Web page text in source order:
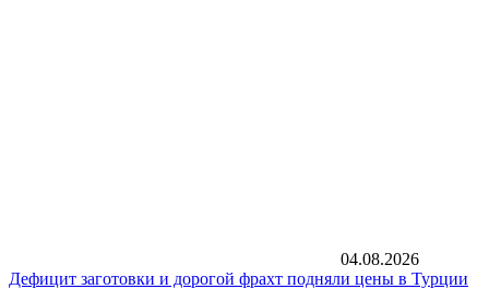
04.08.2026
Дефицит заготовки и дорогой фрахт подняли цены в Турции